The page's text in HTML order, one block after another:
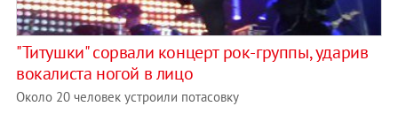
"Титушки" сорвали концерт рок-группы, ударив
вокалиста ногой в лицо
Около 20 человек устроили потасовку